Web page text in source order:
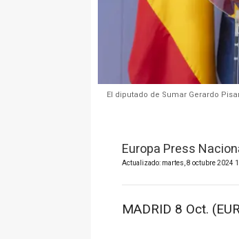
El diputado de Sumar Gerardo
Europa Press
Actualizado: martes, 8 octubre 2024
MADRID 8 Oct.